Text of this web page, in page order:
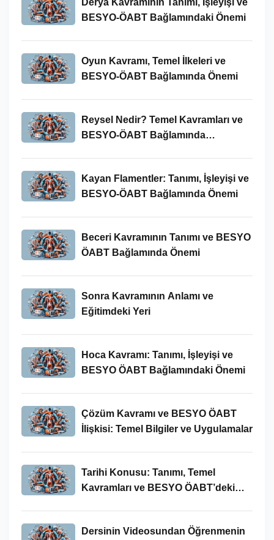
BESYO-ÖABT Bağlamındaki Önemi
Oyun Kavramı, Temel İlkeleri ve
BESYO-ÖABT Bağlamında Önemi
Reysel Nedir? Temel Kavramları ve
BESYO-ÖABT Bağlamında
Kayan Flamentler: Tanımı, İşleyişi ve
BESYO-ÖABT Bağlamında Önemi
Beceri Kavramının Tanımı ve BESYO
ÖABT Bağlamında Önemi
Sonra Kavramının Anlamı ve
Eğitimdeki Yeri
Hoca Kavramı: Tanımı, İşleyişi ve
BESYO ÖABT Bağlamındaki Önemi
Çözüm Kavramı ve BESYO ÖABT
İlişkisi: Temel Bilgiler ve Uygulamalar
Tarihi Konusu: Tanımı, Temel
Kavramları ve BESYO ÖABT’deki
Dersinin Videosundan Öğrenmenin